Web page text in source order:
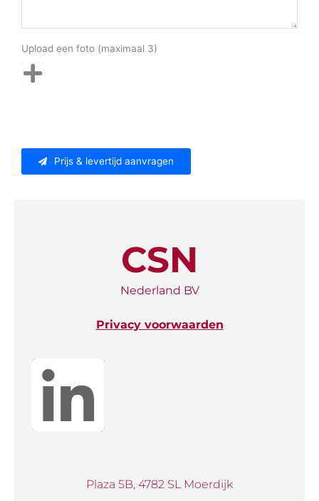
Upload een foto (maximaal 3)
Prijs & levertijd aanvragen
CSN
Nederland BV
Privacy voorwaarden
Plaza 5B, 4782 SL Moerdijk